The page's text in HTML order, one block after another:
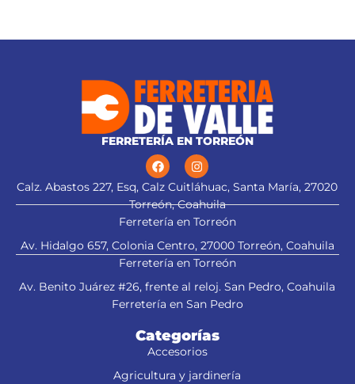
FERRETERÍA EN TORREÓN
Calz. Abastos 227, Esq, Calz Cuitláhuac, Santa María, 27020
Torreón, Coahuila
Ferretería en Torreón
Av. Hidalgo 657, Colonia Centro, 27000 Torreón, Coahuila
Ferretería en Torreón
Av. Benito Juárez #26, frente al reloj. San Pedro, Coahuila
Ferretería en San Pedro
Categorías
Accesorios
Agricultura y jardinería